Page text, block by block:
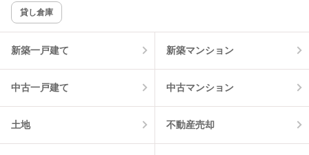
該当件数:
11
貸し倉庫
新築一戸建て 新築マンション
中古一戸建て 中古マンション
土地 不動産売却